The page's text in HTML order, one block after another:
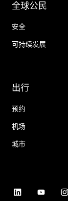
全球公民
安全
可持续发展
出行
预约
机场
城市